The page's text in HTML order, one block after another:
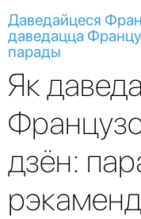
Даведайцеся
даведацца
парады
Як
дзён: